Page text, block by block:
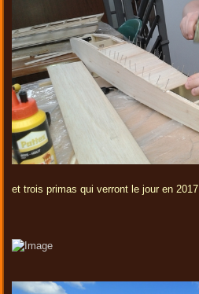
et trois primas qui verront le jour en 2017